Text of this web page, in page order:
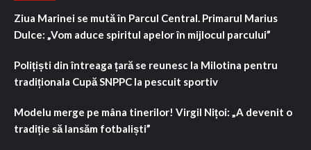
Ziua Marinei se mută în Parcul Central. Primarul Marius
Dulce: „Vom aduce spiritul apelor în mijlocul parcului”
Polițiști din întreaga țară se reunesc la Milotina pentru
tradiționala Cupă SNPPC la pescuit sportiv
Modelu merge pe mâna tinerilor! Virgil Nițoi: „A devenit o
tradiție să lansăm fotbaliști”